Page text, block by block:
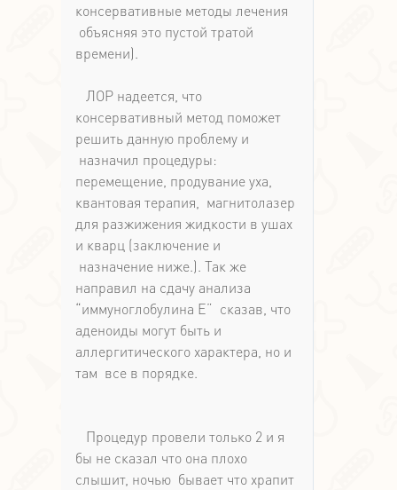
консервативные методы лечения
объясняя это пустой тратой
времени).
ЛОР надеется, что
консервативный метод поможет
решить данную проблему и
назначил процедуры:
перемещение, продувание уха,
квантовая терапия, магнитолазер
для разжижения жидкости в ушах
и кварц (заключение и
назначение ниже.). Так же
направил на сдачу анализа
“иммуноглобулина Е” сказав, что
аденоиды могут быть и
аллергитического характера, но и
там все в порядке.
Процедур провели только 2 и я
бы не сказал что она плохо
слышит, ночью бывает что храпит